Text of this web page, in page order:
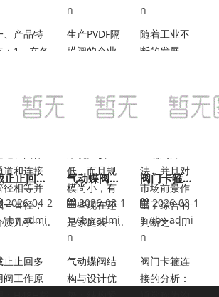
、产品特
：1、在各
力最小，
径球阀打
道和连接
径相等并
一直径，
质几乎···...
n
生产PVDF隔
膜阀的企业
当下的情况
就是，生产
低，而且规
模尚小，有
一些现在还
是家庭装···...
n
随着工业不
断的发展，
的市场前景
都会比较关
法，并且对
市场前景作
出了综合的
判断之···...
截止止回多用阀的工作原理
2026-04-2
/ by admi
止止回多
阀工作原
气动蝶阀结构与设计优势
2026-03-1
1 / by admi
n
气动蝶阀结
构与设计优
阀门卡箍连接的分析
2026-03-1
1 / by admi
n
阀门卡箍连
接的分析：